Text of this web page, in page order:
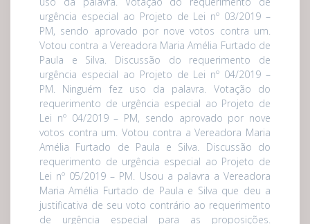
urgência especial ao Projeto de Lei nº 03/2019 –
PM, sendo aprovado por nove votos contra um.
Votou contra a Vereadora Maria Amélia Furtado de
Paula e Silva. Discussão do requerimento de
urgência especial ao Projeto de Lei nº 04/2019 –
PM. Ninguém fez uso da palavra. Votação do
requerimento de urgência especial ao Projeto de
Lei nº 04/2019 – PM, sendo aprovado por nove
votos contra um. Votou contra a Vereadora Maria
Amélia Furtado de Paula e Silva. Discussão do
requerimento de urgência especial ao Projeto de
Lei nº 05/2019 – PM. Usou a palavra a Vereadora
Maria Amélia Furtado de Paula e Silva que deu a
justificativa de seu voto contrário ao requerimento
de urgência especial para as proposições.